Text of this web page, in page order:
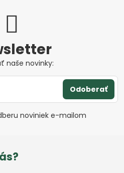
naše novinky:
Odoberať
noviniek e-mailom